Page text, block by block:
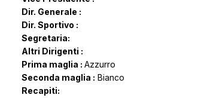
Dir. Generale :
Dir. Sportivo :
Segretaria:
Altri Dirigenti :
Prima maglia : Azzurro
Seconda maglia : Bianco
Recapiti: